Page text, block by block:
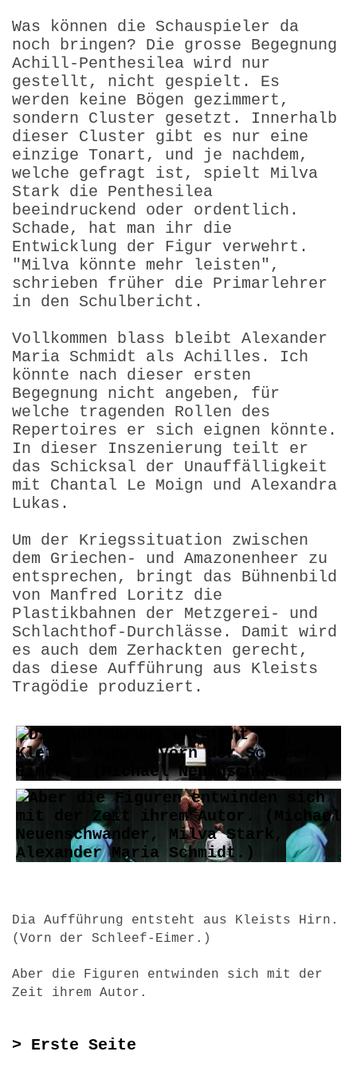
Was können die Schauspieler da
noch bringen? Die grosse Begegnung
Achill-Penthesilea wird nur
gestellt, nicht gespielt. Es
werden keine Bögen gezimmert,
sondern Cluster gesetzt. Innerhalb
dieser Cluster gibt es nur eine
einzige Tonart, und je nachdem,
welche gefragt ist, spielt Milva
Stark die Penthesilea
beeindruckend oder ordentlich.
Schade, hat man ihr die
Entwicklung der Figur verwehrt.
"Milva könnte mehr leisten",
schrieben früher die Primarlehrer
in den Schulbericht.
Vollkommen blass bleibt Alexander
Maria Schmidt als Achilles. Ich
könnte nach dieser ersten
Begegnung nicht angeben, für
welche tragenden Rollen des
Repertoires er sich eignen könnte.
In dieser Inszenierung teilt er
das Schicksal der Unauffällig­keit
mit Chantal Le Moign und Alexandra
Lukas.
Um der Kriegssituation zwischen
dem Griechen- und Amazonenheer zu
entsprechen, bringt das Bühnenbild
von Manfred Loritz die
Plastikbahnen der Metzgerei- und
Schlachthof-Durchlässe. Damit wird
es auch dem Zerhackten gerecht,
das diese Aufführung aus Kleists
Tragödie produziert.
Dia Aufführung entsteht aus Kleists Hirn.
(Vorn der Schleef-Eimer.)
Aber die Figuren entwinden sich mit der
Zeit ihrem Autor.
> Erste Seite